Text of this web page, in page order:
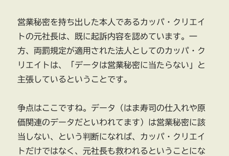
営業秘密を持ち出した本人であるカッパ・クリエイ
トの元社長は、既に起訴内容を認めています。一
方、両罰規定が適用された法人としてのカッパ・ク
リエイトは、「データは営業秘密に当たらない」と
主張しているということです。
争点はここですね。データ（はま寿司の仕入れや原
価関連のデータだといわれてます）は営業秘密に該
当しない、という判断になれば、カッパ・クリエイ
トだけではなく、元社長も救われるということにな